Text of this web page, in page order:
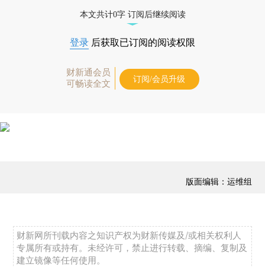
本文共计0字 订阅后继续阅读
登录 后获取已订阅的阅读权限
财新通会员
可畅读全文
订阅/会员升级
版面编辑：运维组
财新网所刊载内容之知识产权为财新传媒及/或相关权利人
专属所有或持有。未经许可，禁止进行转载、摘编、复制及
建立镜像等任何使用。